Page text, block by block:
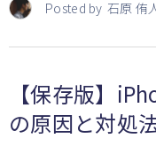
Posted by 石原 侑
【保存版】
の原因と対処